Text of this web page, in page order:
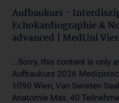
Aufbaukurs -
Echokardiographie &
advanced | MedUni
...Sorry, this content is only
Aufbaukurs 2026
1090 Wien, Van Swieten
Anatomie Max. 40